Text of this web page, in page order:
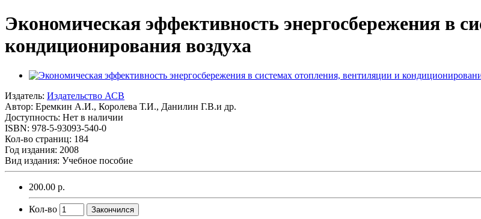
Экономическая эффективность энергосбережения в
кондиционирования воздуха
Издатель: Издательство АСВ
Автор: Еремкин А.И., Королева Т.И., Данилин Г.В.и др.
Доступность: Нет в наличии
ISBN: 978-5-93093-540-0
Кол-во страниц: 184
Год издания: 2008
Вид издания: Учебное пособие
200.00 р.
Кол-во Закончился